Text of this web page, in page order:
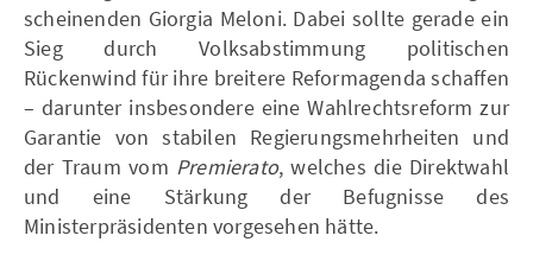
scheinenden Giorgia Meloni. Dabei sollte gerade ein
Sieg durch Volksabstimmung politischen
Rückenwind für ihre breitere Reformagenda schaffen
– darunter insbesondere eine Wahlrechtsreform zur
Garantie von stabilen Regierungsmehrheiten und
der Traum vom Premierato, welches die Direktwahl
und eine Stärkung der Befugnisse des
Ministerpräsidenten vorgesehen hätte.